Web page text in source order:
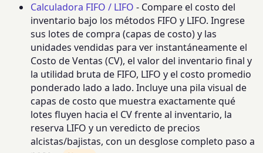
Calculadora FIFO / LIFO - Compare el costo del
inventario bajo los métodos FIFO y LIFO. Ingrese
sus lotes de compra (capas de costo) y las
unidades vendidas para ver instantáneamente el
Costo de Ventas (CV), el valor del inventario final y
la utilidad bruta de FIFO, LIFO y el costo promedio
ponderado lado a lado. Incluye una pila visual de
capas de costo que muestra exactamente qué
lotes fluyen hacia el CV frente al inventario, la
reserva LIFO y un veredicto de precios
alcistas/bajistas, con un desglose completo paso a